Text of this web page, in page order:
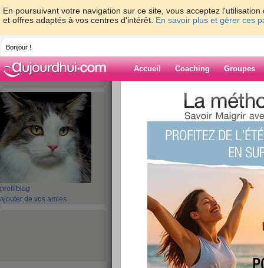
En poursuivant votre navigation sur ce site, vous acceptez
et offres adaptés à vos centres d'intérêt. En savoir plus et gérer ces
Bonjour !
Accueil Coaching Groupes
profil blog
ajouter de vos amies
>
Blog de
Suiv. ›
Je m’appelle...
publié le 02/07/2008 à 11:07
Je m’appelle...Cynthia et j'ai maintenant un
voudrais prendre ENFIN soin de moi et
me faire plaisir en mettant les vêtements dont